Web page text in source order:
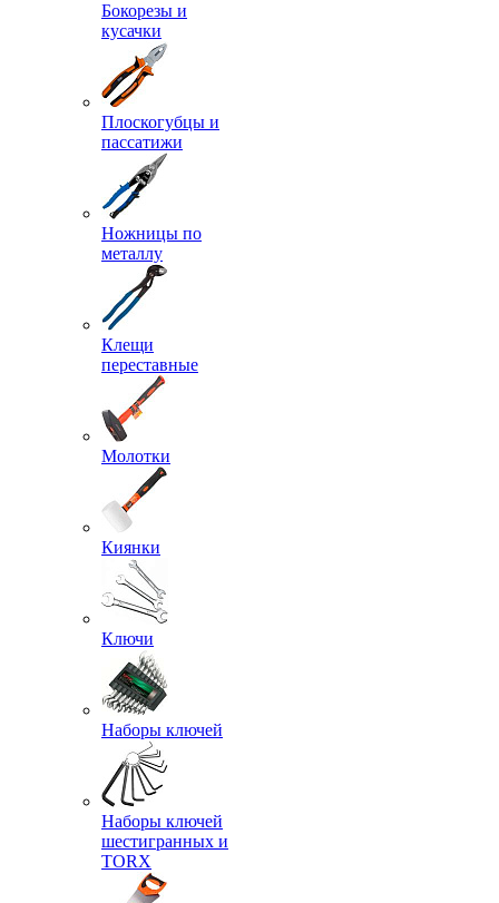
Бокорезы и
кусачки
Плоскогубцы и
пассатижи
Ножницы по
металлу
Клещи
переставные
Молотки
Киянки
Ключи
Наборы ключей
Наборы ключей
шестигранных и
TORX